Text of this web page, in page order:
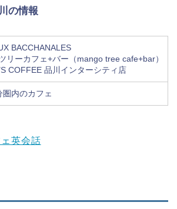
の情報
BACCHANALES
リーカフェ+バー（mango tree cafe+bar）
COFFEE 品川インターシティ店
圏内のカフェ
ェ英会話